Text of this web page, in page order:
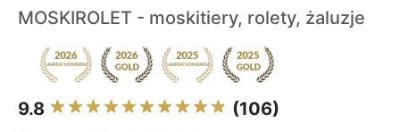
MOSKIROLET - moskitiery, rolety, żaluzje
9.8 (106)